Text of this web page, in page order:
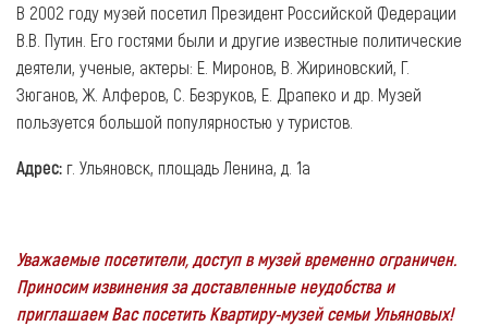
В 2002 году музей посетил Президент Российской Федерации
В.В. Путин. Его гостями были и другие известные политические
деятели, ученые, актеры: Е. Миронов, В. Жириновский, Г.
Зюганов, Ж. Алферов, С. Безруков, Е. Драпеко и др. Музей
пользуется большой популярностью у туристов.
Адрес: г. Ульяновск, площадь Ленина, д. 1а
Уважаемые посетители, доступ в музей временно ограничен.
Приносим извинения за доставленные неудобства и
приглашаем Вас посетить Квартиру-музей семьи Ульяновых!